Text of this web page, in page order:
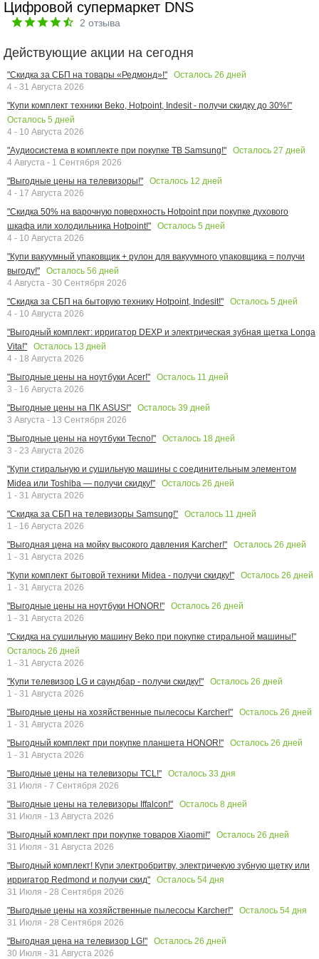
Цифровой супермаркет DNS
2 отзыва
Действующие акции на сегодня
"Скидка за СБП на товары «Редмонд»!" Осталось 26 дней
4 - 31 Августа 2026
"Купи комплект техники Beko, Hotpoint, Indesit - получи скидку до 30%!"
Осталось 5 дней
4 - 10 Августа 2026
"Аудиосистема в комплекте при покупке ТВ Samsung!"
Осталось 27 дней
4 Августа - 1 Сентября 2026
"Выгодные цены на телевизоры!"
Осталось 12 дней
4 - 17 Августа 2026
"Скидка 50% на варочную поверхность Hotpoint при покупке духового
шкафа или холодильника Hotpoint!"
Осталось 5 дней
4 - 10 Августа 2026
"Купи вакуумный упаковщик + рулон для вакуумного упаковщика = получи
выгоду!"
Осталось 56 дней
4 Августа - 30 Сентября 2026
"Скидка за СБП на бытовую технику Hotpoint, Indesit!"
Осталось 5 дней
4 - 10 Августа 2026
"Выгодный комплект: ирригатор DEXP и электрическая зубная щетка Longa
Vita!"
Осталось 13 дней
4 - 18 Августа 2026
"Выгодные цены на ноутбуки Acer!"
Осталось 11 дней
3 - 16 Августа 2026
"Выгодные цены на ПК ASUS!"
Осталось 39 дней
3 Августа - 13 Сентября 2026
"Выгодные цены на ноутбуки Tecno!"
Осталось 18 дней
3 - 23 Августа 2026
"Купи стиральную и сушильную машины с соединительным элементом
Midea или Toshiba — получи скидку!"
Осталось 26 дней
1 - 31 Августа 2026
"Скидка за СБП на телевизоры Samsung!"
Осталось 11 дней
1 - 16 Августа 2026
"Выгодная цена на мойку высокого давления Karcher!"
Осталось 26 дней
1 - 31 Августа 2026
"Купи комплект бытовой техники Midea - получи скидку!"
Осталось 26 дней
1 - 31 Августа 2026
"Выгодные цены на ноутбуки HONOR!"
Осталось 26 дней
1 - 31 Августа 2026
"Скидка на сушильную машину Beko при покупке стиральной машины!"
Осталось 26 дней
1 - 31 Августа 2026
"Купи телевизор LG и саундбар - получи скидку!"
Осталось 26 дней
1 - 31 Августа 2026
"Выгодные цены на хозяйственные пылесосы Karcher!"
Осталось 26 дней
1 - 31 Августа 2026
"Выгодный комплект при покупке планшета HONOR!"
Осталось 26 дней
1 - 31 Августа 2026
"Выгодные цены на телевизоры TCL!"
Осталось 33 дня
31 Июля - 7 Сентября 2026
"Выгодные цены на телевизоры Iffalcon!"
Осталось 8 дней
31 Июля - 13 Августа 2026
"Выгодный комплект при покупке товаров Xiaomi!"
Осталось 26 дней
31 Июля - 31 Августа 2026
"Выгодный комплект! Купи электробритву, электричекую зубную щетку или
ирригатор Redmond и получи скид"
Осталось 54 дня
31 Июля - 28 Сентября 2026
"Выгодные цены на хозяйственные пылесосы Karcher!"
Осталось 54 дня
31 Июля - 28 Сентября 2026
"Выгодная цена на телевизор LG!"
Осталось 26 дней
30 Июля - 31 Августа 2026